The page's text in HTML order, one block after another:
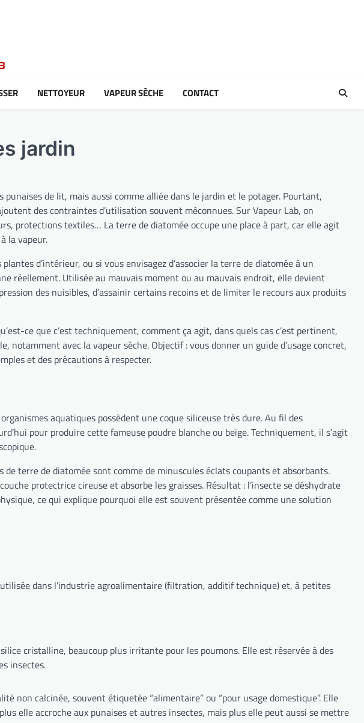
NETTOYEUR VAPEUR SÈCHE CONTACT
jardin
de lit, mais aussi comme alliée dans le jardin et le potager. Pourtant,
des contraintes d’utilisation souvent méconnues. Sur Vapeur Lab, on
protections textiles… La terre de diatomée occupe une place à part, car elle agit
la vapeur.
d’intérieur, ou si vous envisagez d’associer la terre de diatomée à un
réellement. Utilisée au mauvais moment ou au mauvais endroit, elle devient
des nuisibles, d’assainir certains recoins et de limiter le recours aux produits
ce que c’est techniquement, comment ça agit, dans quels cas c’est pertinent,
avec la vapeur sèche. Objectif : vous donner un guide d’usage concret,
et des précautions à respecter.
aquatiques possèdent une coque siliceuse très dure. Au fil des
pour produire cette fameuse poudre blanche ou beige. Techniquement, il s’agit
terre de diatomée sont comme de minuscules éclats coupants et absorbants.
protectrice cireuse et absorbe les graisses. Résultat : l’insecte se déshydrate
ce qui explique pourquoi elle est souvent présentée comme une solution
dans l’industrie agroalimentaire (filtration, additif technique) et, à petites
cristalline, beaucoup plus irritante pour les poumons. Elle est réservée à des
insectes.
non calcinée, souvent étiquetée “alimentaire” ou “pour usage domestique”. Elle
elle accroche aux punaises et autres insectes, mais plus elle peut aussi se mettre